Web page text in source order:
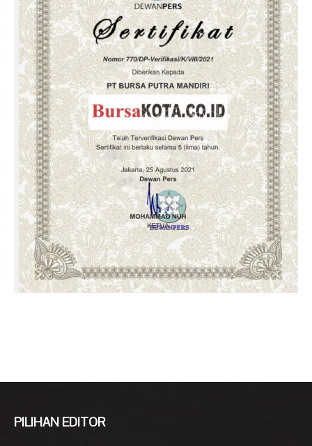
PILIHAN EDITOR